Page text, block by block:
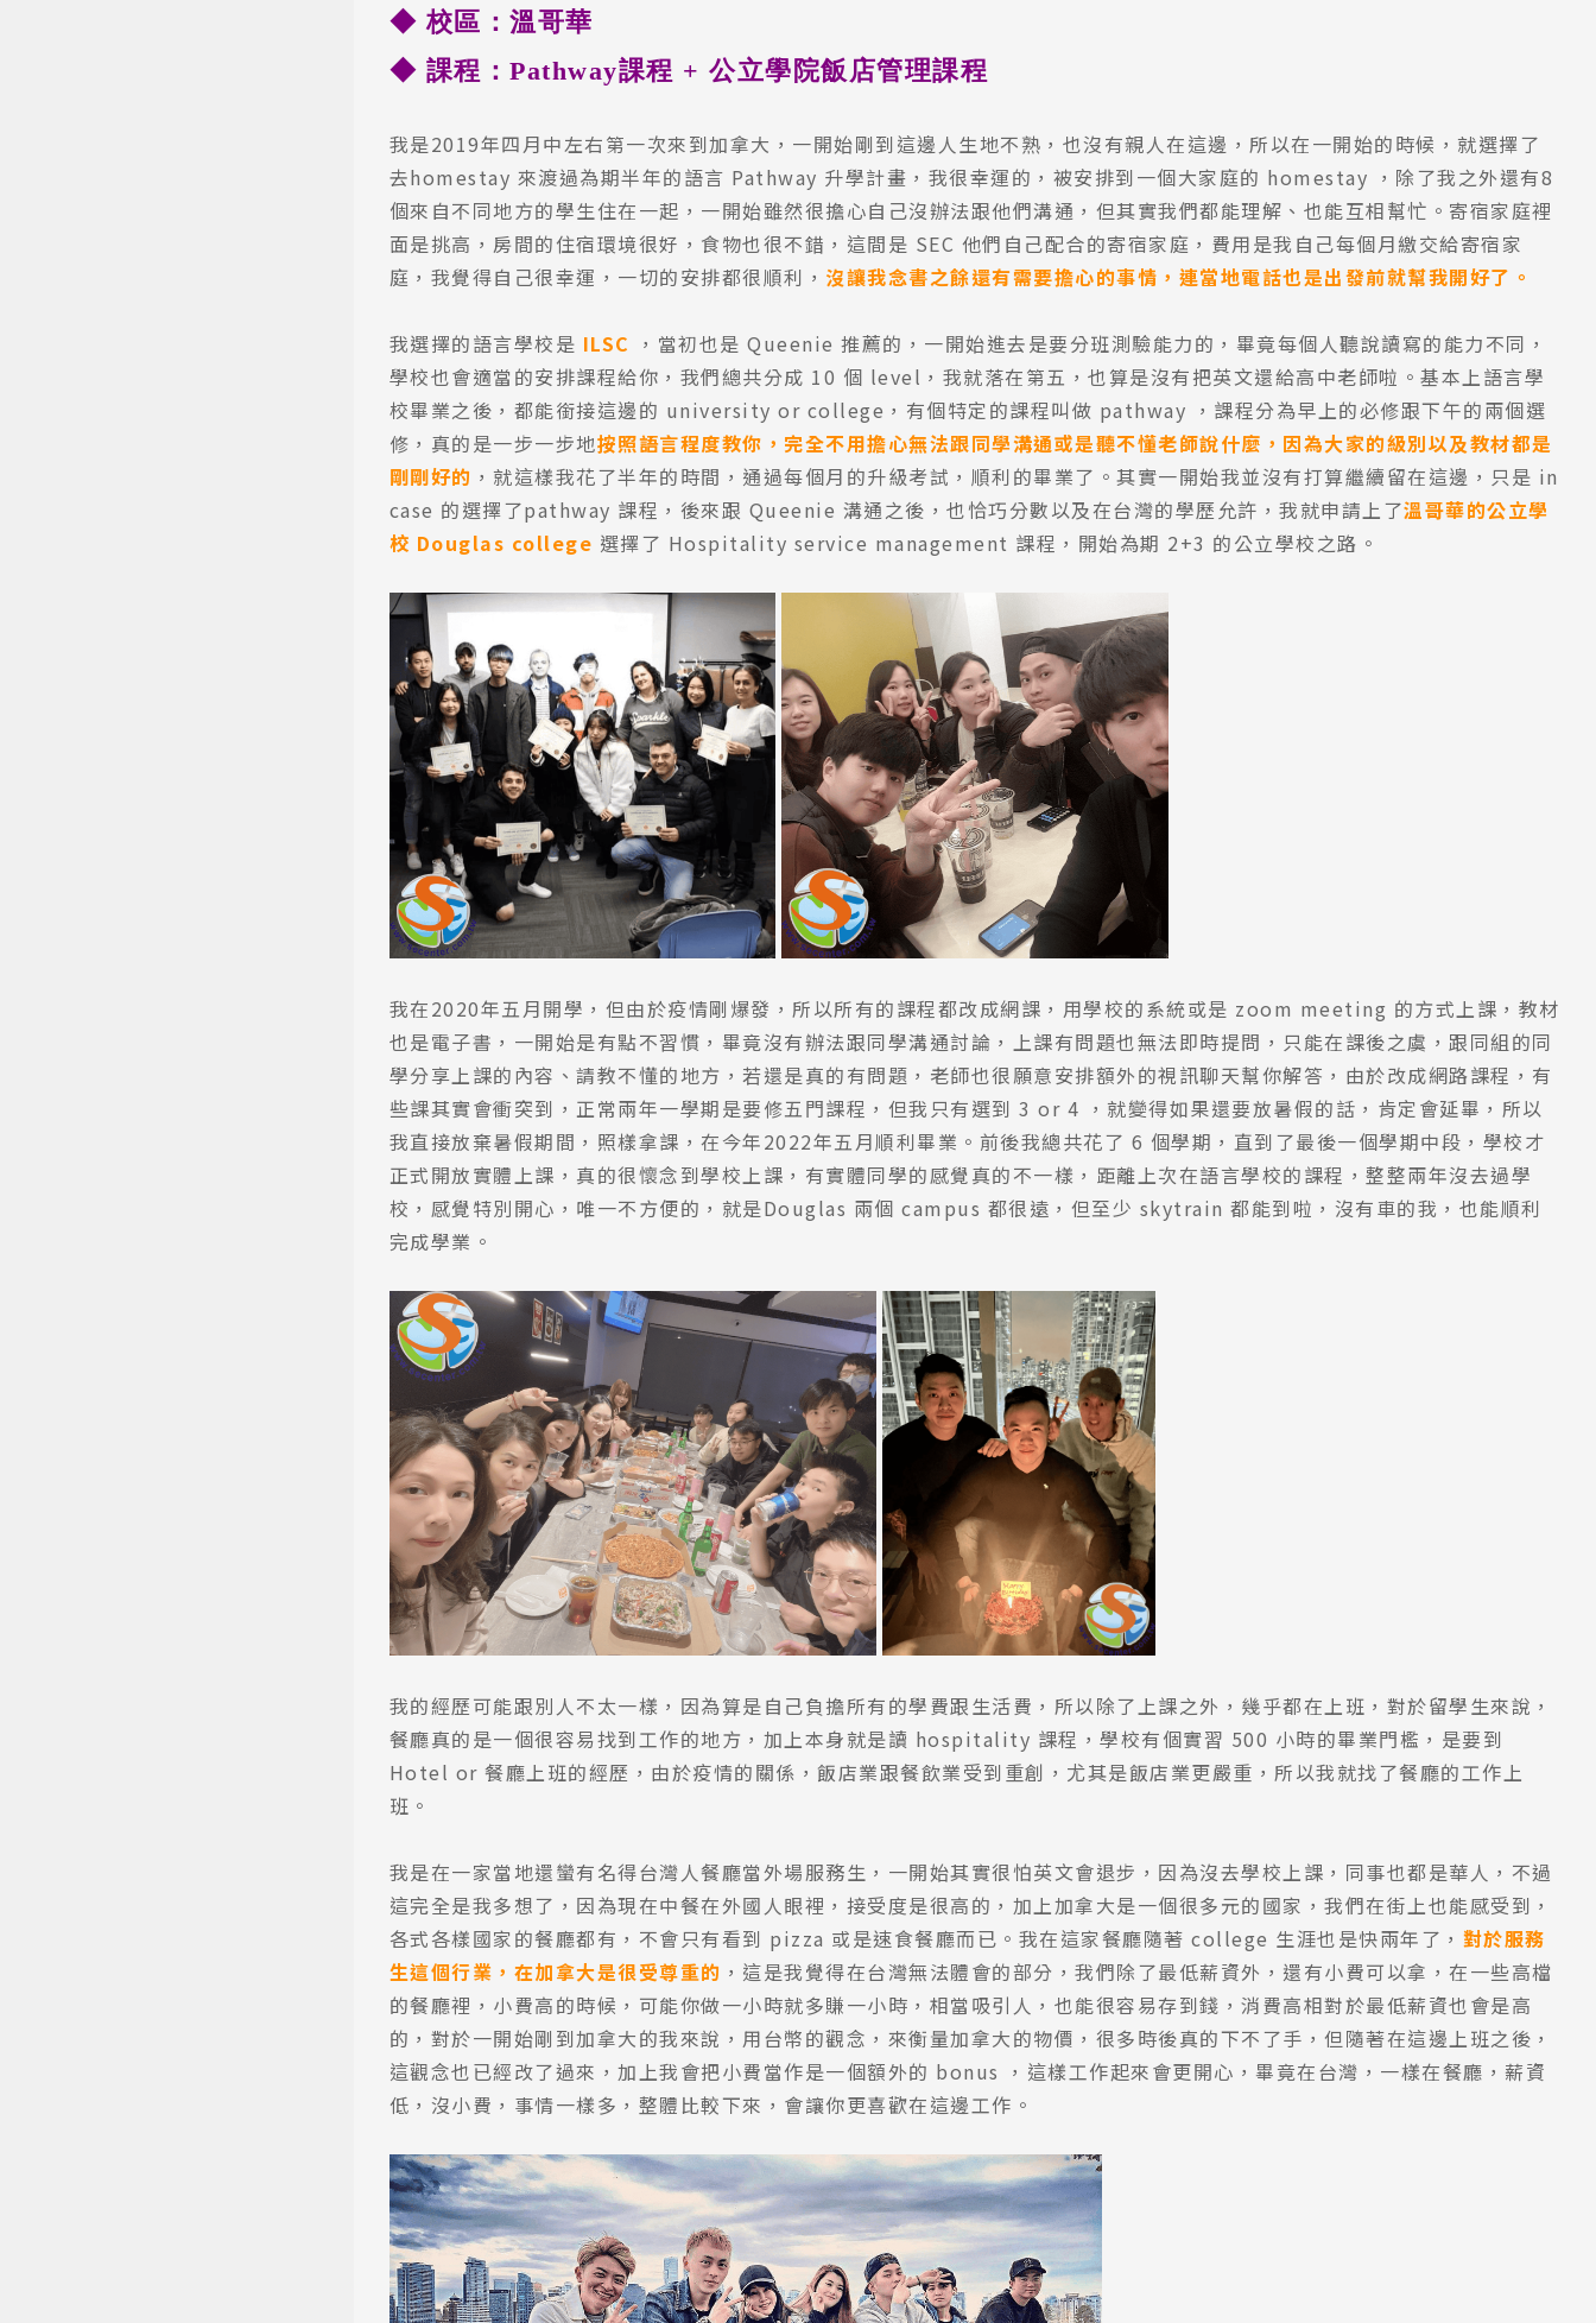
熱門搜尋： 護理 加拿大RO 任意門 遊學團 教育學區 Pathway
◆ 校區：溫哥華
◆ 課程：Pathway課程 + 公立學院飯店管理課程
我是2019年四月中左右第一次來到加拿大，一開始剛到這邊人生地不熟，也沒有親人在這邊，所以在一開始的時候，就選擇了
去homestay 來渡過為期半年的語言 Pathway 升學計畫，我很幸運的，被安排到一個大家庭的 homestay ，除了我之外還有8
個來自不同地方的學生住在一起，一開始雖然很擔心自己沒辦法跟他們溝通，但其實我們都能理解、也能互相幫忙。寄宿家庭裡
面是挑高，房間的住宿環境很好，食物也很不錯，這間是 SEC 他們自己配合的寄宿家庭，費用是我自己每個月繳交給寄宿家
庭，我覺得自己很幸運，一切的安排都很順利， 沒讓我念書之餘還有需要擔心的事情，連當地電話也是出發前就幫我開好了。
我選擇的語言學校是 ILSC ，當初也是 Queenie 推薦的，一開始進去是要分班測驗能力的，畢竟每個人聽說讀寫的能力不同，
學校也會適當的安排課程給你，我們總共分成 10 個 level，我就落在第五，也算是沒有把英文還給高中老師啦。基本上語言學
校畢業之後，都能銜接這邊的 university or college，有個特定的課程叫做 pathway ，課程分為早上的必修跟下午的兩個選
修，真的是一步一步地按照語言程度教你，完全不用擔心無法跟同學溝通或是聽不懂老師說什麼，因為大家的級別以及教材都是
剛剛好的 ，就這樣我花了半年的時間，通過每個月的升級考試，順利的畢業了。其實一開始我並沒有打算繼續留在這邊，只是 in
case 的選擇了pathway 課程，後來跟 Queenie 溝通之後，也恰巧分數以及在台灣的學歷允許，我就申請上了溫哥華的公立學
校 Douglas college 選擇了 Hospitality service management 課程，開始為期 2+3 的公立學校之路。
我在2020年五月開學，但由於疫情剛爆發，所以所有的課程都改成網課，用學校的系統或是 zoom meeting 的方式上課，教材
也是電子書，一開始是有點不習慣，畢竟沒有辦法跟同學溝通討論，上課有問題也無法即時提問，只能在課後之虞，跟同組的同
學分享上課的內容、請教不懂的地方，若還是真的有問題，老師也很願意安排額外的視訊聊天幫你解答，由於改成網路課程，有
些課其實會衝突到，正常兩年一學期是要修五門課程，但我只有選到 3 or 4 ，就變得如果還要放暑假的話，肯定會延畢，所以
我直接放棄暑假期間，照樣拿課，在今年2022年五月順利畢業。前後我總共花了 6 個學期，直到了最後一個學期中段，學校才
正式開放實體上課，真的很懷念到學校上課，有實體同學的感覺真的不一樣，距離上次在語言學校的課程，整整兩年沒去過學
校，感覺特別開心，唯一不方便的，就是Douglas 兩個 campus 都很遠，但至少 skytrain 都能到啦，沒有車的我，也能順利
完成學業。
我的經歷可能跟別人不太一樣，因為算是自己負擔所有的學費跟生活費，所以除了上課之外，幾乎都在上班，對於留學生來說，
餐廳真的是一個很容易找到工作的地方，加上本身就是讀 hospitality 課程，學校有個實習 500 小時的畢業門檻，是要到
Hotel or 餐廳上班的經歷，由於疫情的關係，飯店業跟餐飲業受到重創，尤其是飯店業更嚴重，所以我就找了餐廳的工作上
班。
我是在一家當地還蠻有名得台灣人餐廳當外場服務生，一開始其實很怕英文會退步，因為沒去學校上課，同事也都是華人，不過
這完全是我多想了，因為現在中餐在外國人眼裡，接受度是很高的，加上加拿大是一個很多元的國家，我們在街上也能感受到，
各式各樣國家的餐廳都有，不會只有看到 pizza 或是速食餐廳而已。我在這家餐廳隨著 college 生涯也是快兩年了， 對於服務
生這個行業，在加拿大是很受尊重的 ，這是我覺得在台灣無法體會的部分，我們除了最低薪資外，還有小費可以拿，在一些高檔
的餐廳裡，小費高的時候，可能你做一小時就多賺一小時，相當吸引人，也能很容易存到錢，消費高相對於最低薪資也會是高
的，對於一開始剛到加拿大的我來說，用台幣的觀念，來衡量加拿大的物價，很多時後真的下不了手，但隨著在這邊上班之後，
這觀念也已經改了過來，加上我會把小費當作是一個額外的 bonus ，這樣工作起來會更開心，畢竟在台灣，一樣在餐廳，薪資
低，沒小費，事情一樣多，整體比較下來，會讓你更喜歡在這邊工作。